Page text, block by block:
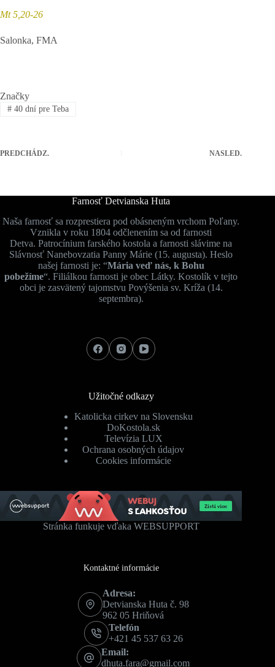
Mt 5,20-26
Salonka, FMA
Značky
#40 dní pre Teba
PREDCHÁDZ. NASLED.
Farnosť Detvianska Huta
Naša farnosť sa rozprestiera pod obásneným vrchom Poľany.
Vznikla v roku 1804 odčlenením sa od farnosti
Detva. Patrocínium farského kostola a farnosti slávime na
Slávnosť Nanebovzatia Panny Márie (15. augusta). Heslo
našej farnosti je: “Mária veď nás, k Bohu
pobežíme“. Filiálkou farnosti je obec Látky. Kostolík v tejto
obci je zasvätený tajomstvu Povýšenia sv. Kríža (14.
septembra).
Užitočné odkazy
Katolicka cirkev na Slovensku
DoKostola.sk
Televízia LUX
Ochrana osobných údajov
Cookies informácie
Stránka funkuje vďaka WEBSUPPORT
Kontaktné informácie
Adresa:
Detvianska Huta č. 98
962 05 Hriňová
Telefón
+421 45 537 63 26
Email:
dhuta.fara@gmail.com